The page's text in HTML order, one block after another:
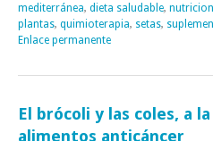
mediterránea, dieta saludable,
plantas, quimioterapia, setas,
Enlace permanente
El brócoli y las coles, a
alimentos anticáncer